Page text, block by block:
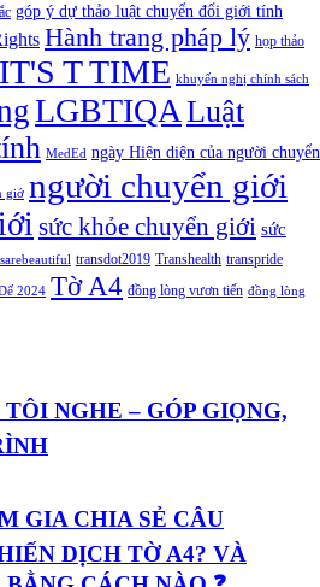
góp ý dự thảo luật chuyển đổi giới tính
Hành trang pháp lý họp thảo
IT'S T TIME khuyến nghị chính sách
LGBTIQA Luật
MedEd ngày Hiện diện của người chuyển
giớ người chuyển giới
sức khỏe chuyển giới sức
transdot2019 Transhealth transpride
2024 Tờ A4 đồng lòng vươn tiến đồng lòng
NGHE – GÓP GIỌNG,
GIA CHIA SẺ CÂU
DỊCH TỜ A4? VÀ